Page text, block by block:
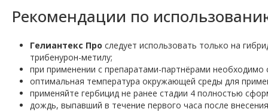
Рекомендации по
Гелиантекс Про следует использовать только на
трибенурон-метилу;
при применении с препаратами-партнёрами
оптимальная температура окружающей среды для
применяйте гербицид не ранее стадии 4 полностью
дождь, выпавший в течение первого часа после